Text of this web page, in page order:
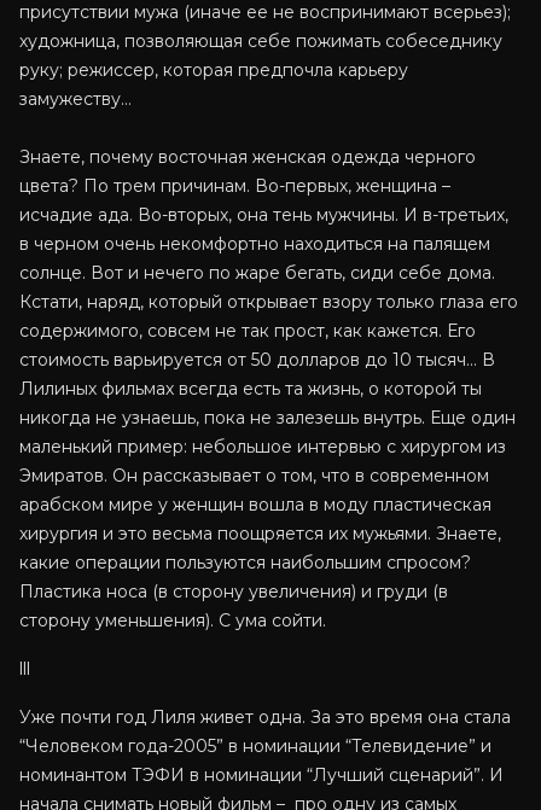
присутствии мужа (иначе ее не воспринимают всерьез);
художница, позволяющая себе пожимать собеседнику
руку; режиссер, которая предпочла карьеру
замужеству…
Знаете, почему восточная женская одежда черного
цвета? По трем причинам. Во-первых, женщина –
исчадие ада. Во-вторых, она тень мужчины. И в-третьих,
в черном очень некомфортно находиться на палящем
солнце. Вот и нечего по жаре бегать, сиди себе дома.
Кстати, наряд, который открывает взору только глаза его
содержимого, совсем не так прост, как кажется. Его
стоимость варьируется от 50 долларов до 10 тысяч… В
Лилиных фильмах всегда есть та жизнь, о которой ты
никогда не узнаешь, пока не залезешь внутрь. Еще один
маленький пример: небольшое интервью с хирургом из
Эмиратов. Он рассказывает о том, что в современном
арабском мире у женщин вошла в моду пластическая
хирургия и это весьма поощряется их мужьями. Знаете,
какие операции пользуются наибольшим спросом?
Пластика носа (в сторону увеличения) и груди (в
сторону уменьшения). С ума сойти.
lll
Уже почти год Лиля живет одна. За это время она стала
“Человеком года-2005” в номинации “Телевидение” и
номинантом ТЭФИ в номинации “Лучший сценарий”. И
начала снимать новый фильм – про одну из самых